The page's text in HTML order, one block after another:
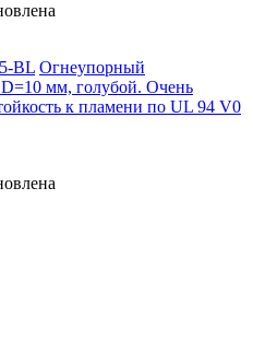
BL Огнеупорный
мм, голубой. Очень
к пламени по UL 94 V0